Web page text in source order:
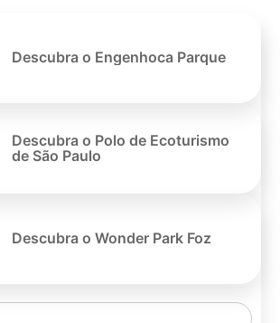
Descubra o Engenhoca Parque
Descubra o Polo de Ecoturismo
de São Paulo
Descubra o Wonder Park Foz